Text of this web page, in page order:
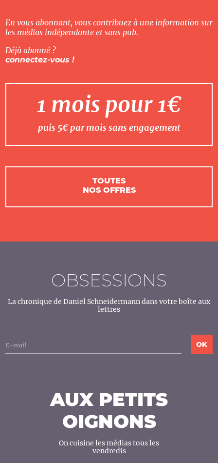
En vous abonnant, vous contribuez à une information sur
les médias indépendante et sans pub.
Déjà abonné ?
connectez-vous !
1 mois pour 1€
puis 5€ par mois sans engagement
TOUTES
NOS OFFRES
OBSESSIONS
La chronique de Daniel Schneidermann dans votre boîte aux
lettres
AUX PETITS
OIGNONS
On cuisine les médias tous les
vendredis